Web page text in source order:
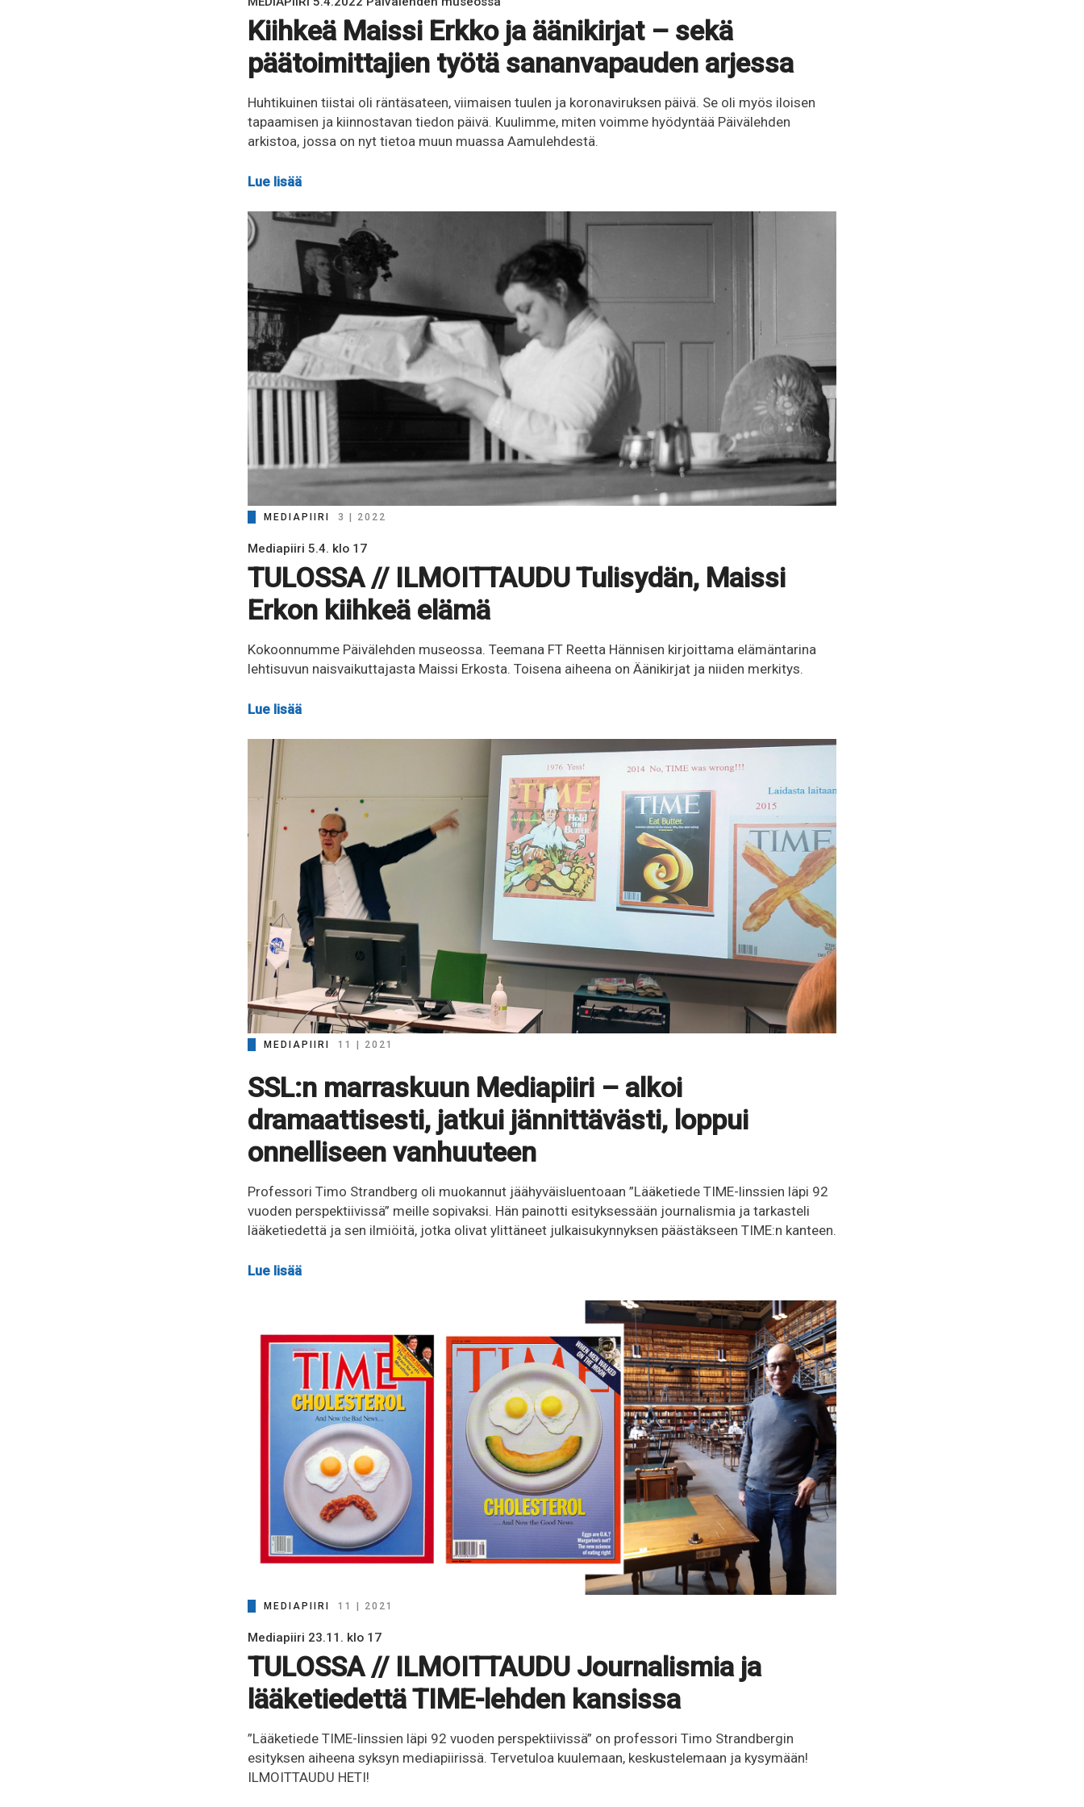
Kiihkeä Maissi Erkko ja äänikirjat – sekä
päätoimittajien työtä sananvapauden arjessa
Huhtikuinen tiistai oli räntäsateen, viimaisen tuulen ja koronaviruksen päivä. Se oli myös iloisen
tapaamisen ja kiinnostavan tiedon päivä. Kuulimme, miten voimme hyödyntää Päivälehden
arkistoa, jossa on nyt tietoa muun muassa Aamulehdestä.
Lue lisää
MEDIAPIIRI 3 | 2022
Mediapiiri 5.4. klo 17
TULOSSA // ILMOITTAUDU Tulisydän, Maissi
Erkon kiihkeä elämä
Kokoonnumme Päivälehden museossa. Teemana FT Reetta Hännisen kirjoittama elämäntarina
lehtisuvun naisvaikuttajasta Maissi Erkosta. Toisena aiheena on Äänikirjat ja niiden merkitys.
Lue lisää
MEDIAPIIRI 11 | 2021
SSL:n marraskuun Mediapiiri – alkoi
dramaattisesti, jatkui jännittävästi, loppui
onnelliseen vanhuuteen
Professori Timo Strandberg oli muokannut jäähyväisluentoaan ”Lääketiede TIME-linssien läpi 92
vuoden perspektiivissä” meille sopivaksi. Hän painotti esityksessään journalismia ja tarkasteli
lääketiedettä ja sen ilmiöitä, jotka olivat ylittäneet julkaisukynnyksen päästäkseen TIME:n kanteen.
Lue lisää
MEDIAPIIRI 11 | 2021
Mediapiiri 23.11. klo 17
TULOSSA // ILMOITTAUDU Journalismia ja
lääketiedettä TIME-lehden kansissa
”Lääketiede TIME-linssien läpi 92 vuoden perspektiivissä” on professori Timo Strandbergin
esityksen aiheena syksyn mediapiirissä. Tervetuloa kuulemaan, keskustelemaan ja kysymään!
ILMOITTAUDU HETI!